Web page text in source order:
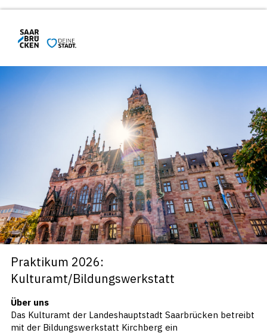
Praktikum 2026:
Kulturamt/Bildungswerkstatt
Über uns
Das Kulturamt der Landeshauptstadt Saarbrücken betreibt
mit der Bildungswerkstatt Kirchberg ein